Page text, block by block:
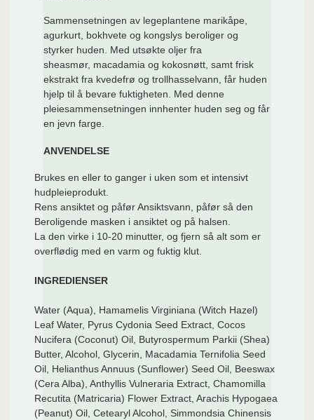
Sammensetningen av legeplantene marikåpe,
agurkurt, bokhvete og kongslys beroliger og
styrker huden. Med utsøkte oljer fra
sheasmør, macadamia og kokosnøtt, samt frisk
ekstrakt fra kvedefrø og trollhasselvann, får huden
hjelp til å bevare fuktigheten. Med denne
pleiesammensetningen innhenter huden seg og får
en jevn farge.
ANVENDELSE
Brukes en eller to ganger i uken som et intensivt
hudpleieprodukt.
Rens ansiktet og påfør Ansiktsvann, påfør så den
Beroligende masken i ansiktet og på halsen.
La den virke i 10-20 minutter, og fjern så alt som er
overflødig med en varm og fuktig klut.
INGREDIENSER
Water (Aqua), Hamamelis Virginiana (Witch Hazel)
Leaf Water, Pyrus Cydonia Seed Extract, Cocos
Nucifera (Coconut) Oil, Butyrospermum Parkii (Shea)
Butter, Alcohol, Glycerin, Macadamia Ternifolia Seed
Oil, Helianthus Annuus (Sunflower) Seed Oil, Beeswax
(Cera Alba), Anthyllis Vulneraria Extract, Chamomilla
Recutita (Matricaria) Flower Extract, Arachis Hypogaea
(Peanut) Oil, Cetearyl Alcohol, Simmondsia Chinensis